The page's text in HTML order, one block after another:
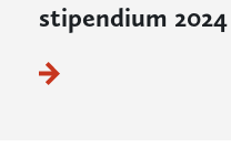
stipendium 2024